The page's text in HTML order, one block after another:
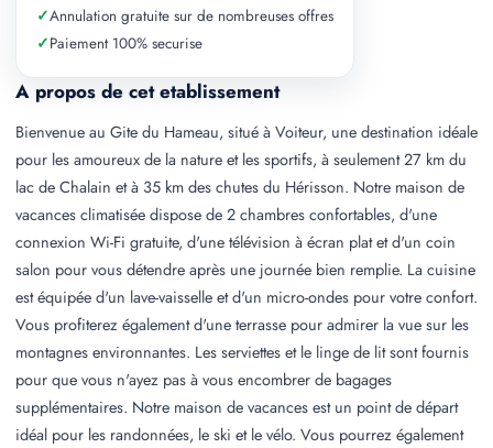
A propos de cet etablissement
Bienvenue au Gite du Hameau, situé à Voiteur, une destination idéale
pour les amoureux de la nature et les sportifs, à seulement 27 km du
lac de Chalain et à 35 km des chutes du Hérisson. Notre maison de
vacances climatisée dispose de 2 chambres confortables, d'une
connexion Wi-Fi gratuite, d'une télévision à écran plat et d'un coin
salon pour vous détendre après une journée bien remplie. La cuisine
est équipée d'un lave-vaisselle et d'un micro-ondes pour votre confort.
Vous profiterez également d'une terrasse pour admirer la vue sur les
montagnes environnantes. Les serviettes et le linge de lit sont fournis
pour que vous n'ayez pas à vous encombrer de bagages
supplémentaires. Notre maison de vacances est un point de départ
idéal pour les randonnées, le ski et le vélo. Vous pourrez également
✓Annulation gratuite sur de nombreuses offres
✓Paiement 100% securise